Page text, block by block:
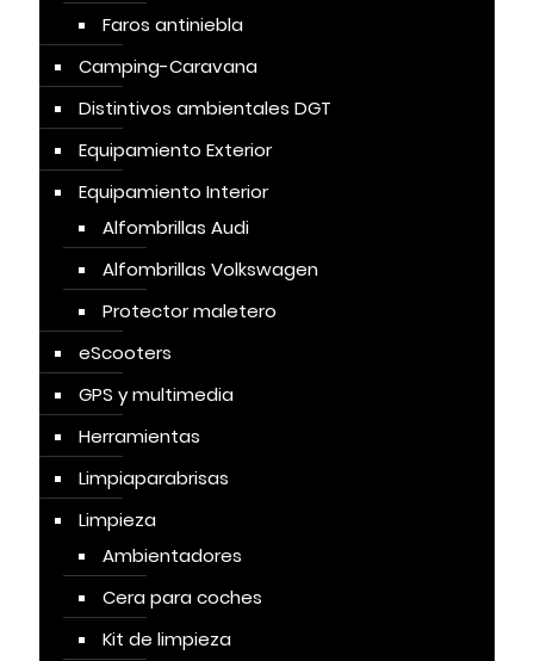
Faros antiniebla
Camping-Caravana
Distintivos ambientales DGT
Equipamiento Exterior
Equipamiento Interior
Alfombrillas Audi
Alfombrillas Volkswagen
Protector maletero
eScooters
GPS y multimedia
Herramientas
Limpiaparabrisas
Limpieza
Ambientadores
Cera para coches
Kit de limpieza